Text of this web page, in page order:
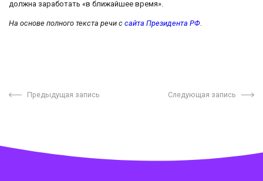
должна заработать «в ближайшее время».
На основе полного текста речи с сайта Президента РФ
Предыдущая запись Следующая запись